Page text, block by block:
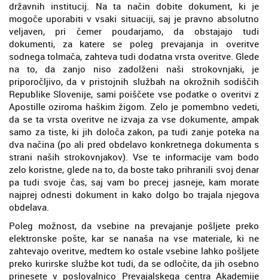
državnih institucij. Na ta način dobite dokument, ki je
mogoče uporabiti v vsaki situaciji, saj je pravno absolutno
veljaven, pri čemer poudarjamo, da obstajajo tudi
dokumenti, za katere se poleg prevajanja in overitve
sodnega tolmača, zahteva tudi dodatna vrsta overitve. Glede
na to, da zanjo niso zadolženi naši strokovnjaki, je
priporočljivo, da v pristojnih službah na okrožnih sodiščih
Republike Slovenije, sami poiščete vse podatke o overitvi z
Apostille oziroma haškim žigom. Zelo je pomembno vedeti,
da se ta vrsta overitve ne izvaja za vse dokumente, ampak
samo za tiste, ki jih določa zakon, pa tudi zanje poteka na
dva načina (po ali pred obdelavo konkretnega dokumenta s
strani naših strokovnjakov). Vse te informacije vam bodo
zelo koristne, glede na to, da boste tako prihranili svoj denar
pa tudi svoje čas, saj vam bo precej jasneje, kam morate
najprej odnesti dokument in kako dolgo bo trajala njegova
obdelava.
Poleg možnost, da vsebine na prevajanje pošljete preko
elektronske pošte, kar se nanaša na vse materiale, ki ne
zahtevajo overitve, medtem ko ostale vsebine lahko pošljete
preko kurirske službe kot tudi, da se odločite, da jih osebno
prinesete v poslovalnico Prevajalskega centra Akademije